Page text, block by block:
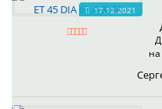
17.12.2021